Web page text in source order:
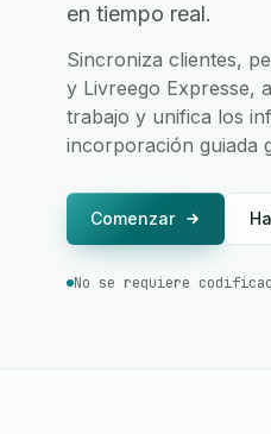
en tiempo real.
Sincroniza clientes,
y Livreego Expresse,
trabajo y unifica los
incorporación guiada
Comenzar
No se requiere